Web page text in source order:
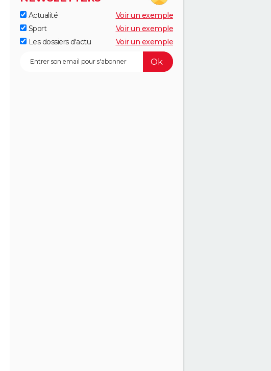
Actualité
Voir un exemple
Sport
Voir un exemple
Les dossiers d'actu
Voir un exemple